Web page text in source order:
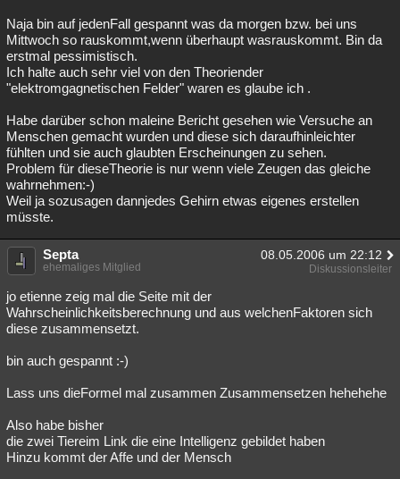
Naja bin auf jedenFall gespannt was da morgen bzw. bei uns
Mittwoch so rauskommt,wenn überhaupt wasrauskommt. Bin da
erstmal pessimistisch.
Ich halte auch sehr viel von den Theoriender
"elektromgagnetischen Felder" waren es glaube ich .
Habe darüber schon maleine Bericht gesehen wie Versuche an
Menschen gemacht wurden und diese sich daraufhinleichter
fühlten und sie auch glaubten Erscheinungen zu sehen.
Problem für dieseTheorie is nur wenn viele Zeugen das gleiche
wahrnehmen:-)
Weil ja sozusagen dannjedes Gehirn etwas eigenes erstellen
müsste.
Septa 08.05.2006 um 22:12
ehemaliges Mitglied Diskussionsleiter
jo etienne zeig mal die Seite mit der
Wahrscheinlichkeitsberechnung und aus welchenFaktoren sich
diese zusammensetzt.
bin auch gespannt :-)
Lass uns dieFormel mal zusammen Zusammensetzen hehehehe
Also habe bisher
die zwei Tiereim Link die eine Intelligenz gebildet haben
Hinzu kommt der Affe und der Mensch